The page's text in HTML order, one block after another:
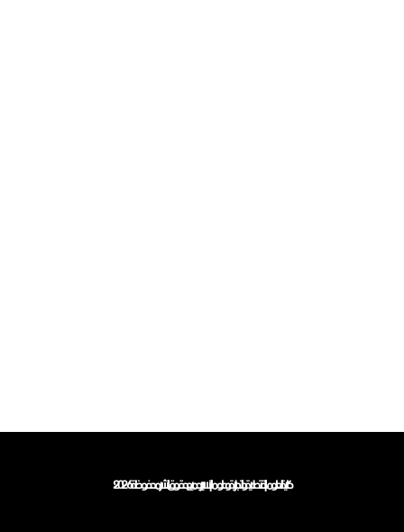
كلية العلوم الاقتصادية والتجارية وعلوم التسيير جميع حقوق النشر محفوظة 2026